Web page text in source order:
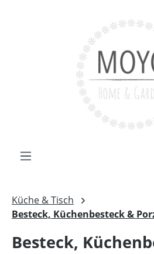
Küche & Tisch
Besteck, Küchenbesteck &
Besteck,